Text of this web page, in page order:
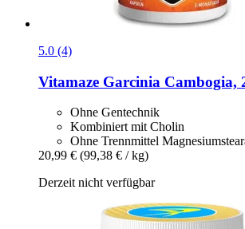
5.0 (4)
Vitamaze Garcinia Cambogia,
Ohne Gentechnik
Kombiniert mit Cholin
Ohne Trennmittel
20,99 € (99,38 € / kg)
Derzeit nicht verfügbar